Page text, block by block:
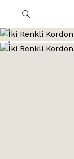
Şu görsele git: 2
Şu görsele git: 3